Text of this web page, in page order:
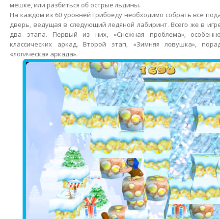
мешке, или разбиться об острые льдины.
На каждом из 60 уровней Грибоеду необходимо собрать все
дверь, ведущая в следующий ледяной лабиринт. Всего же в
два этапа. Первый из них, «Снежная проблема»,
классических аркад. Второй этап, «Зимняя ловушка»,
«логическая аркада».